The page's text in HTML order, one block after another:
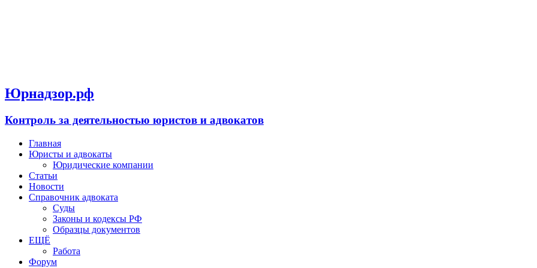
Юрнадзор.рф
Контроль за деятельностью юристов и адвокатов
Главная
Юристы и адвокаты
Юридические компании
Статьи
Новости
Справочник адвоката
Суды
Законы и кодексы РФ
Образцы документов
ЕЩЁ
Работа
Форум